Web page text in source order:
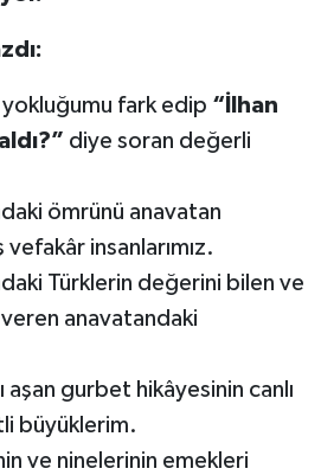
fark edip “İlhan
diye soran değerli
ömrünü anavatan
vefakâr insanlarımız.
Türklerin değerini bilen ve
veren anavatandaki
aşan gurbet hikâyesinin canlı
büyüklerim.
ve ninelerinin emekleri